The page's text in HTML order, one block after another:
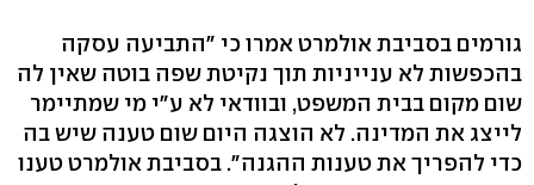
גורמים בסביבת אולמרט אמרו כי "התביעה עסקה
בהכפשות לא ענייניות תוך נקיטת שפה בוטה שאין לה
שום מקום בבית המשפט, ובוודאי לא ע"י מי שמתיימר
לייצג את המדינה. לא הוצגה היום שום טענה שיש בה
כדי להפריך את טענות ההגנה". בסביבת אולמרט טענו